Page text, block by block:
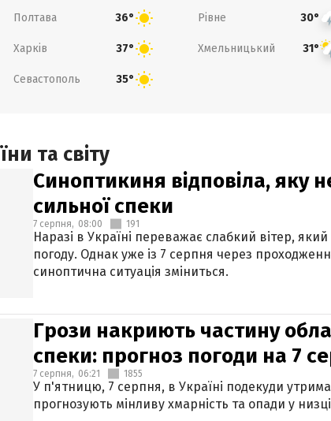
Полтава 36° Рівне 30°
Харків 37° Хмельницький 31°
Севастополь 35°
та світу
Синоптикиня відповіла, яку
сильної спеки
7 серпня, 08:00 191
Наразі в Україні переважає слабкий вітер,
погоду. Однак уже із 7 серпня через
синоптична ситуація зміниться.
Грози накриють частину
спеки: прогноз погоди на 7
7 серпня, 06:21 1855
У п'ятницю, 7 серпня, в Україні подекуди
прогнозують мінливу хмарність та опади у низці